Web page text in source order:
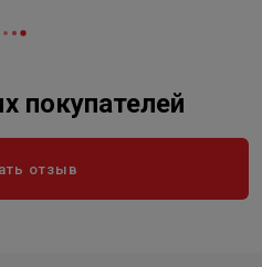
покупателей
отзыв